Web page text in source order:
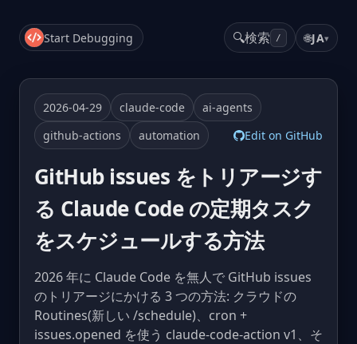
Start Debugging 🔍検索 / 🌐JA▾
2026-04-29 claude-code
ai-agents
github-actions
automation Edit on GitHub
GitHub issues をトリアージす
る Claude Code の定期タスク
をスケジュールする方法
2026 年に Claude Code を無人で GitHub issues
のトリアージにかける 3 つの方法: クラウドの
Routines(新しい /schedule)、cron +
issues.opened を使う claude-code-action v1、そ